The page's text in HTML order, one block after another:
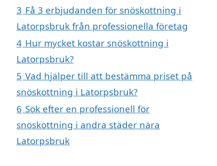
3 Få 3 erbjudanden för snöskottning i
Latorpsbruk från professionella företag
4 Hur mycket kostar snöskottning i
Latorpsbruk?
5 Vad hjälper till att bestämma priset på
snöskottning i Latorpsbruk?
6 Sök efter en professionell för
snöskottning i andra städer nära
Latorpsbruk